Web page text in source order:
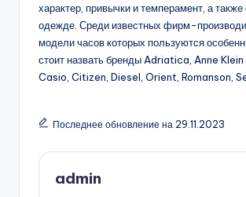
характер, привычки и темперамент, а также
одежде. Среди известных фирм-
модели часов которых пользуются
стоит назвать бренды Adriatica, Anne Klein
Casio, Citizen, Diesel, Orient, Romanson,
Последнее обновление на 29.11.2023
admin